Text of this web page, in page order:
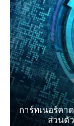
การ์ทเนอร์คา
ส่วนตั